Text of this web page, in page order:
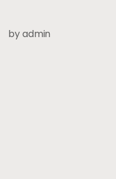
byadmin